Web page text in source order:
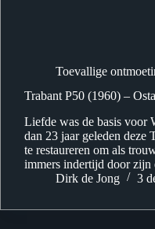
Toevallige
Trabant P50 (1960) –
Liefde was de basis voor
dan 23 jaar geleden deze
te restaureren om als
immers indertijd door
Dirk de Jong
3